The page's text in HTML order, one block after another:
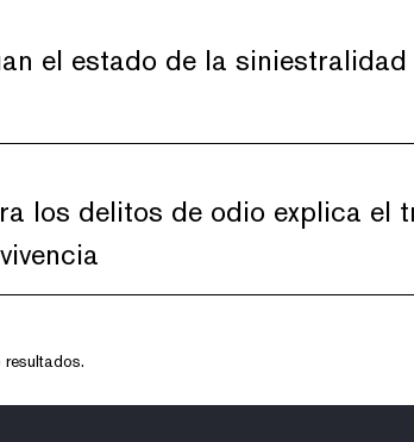
el estado de la
los delitos de odio explica el